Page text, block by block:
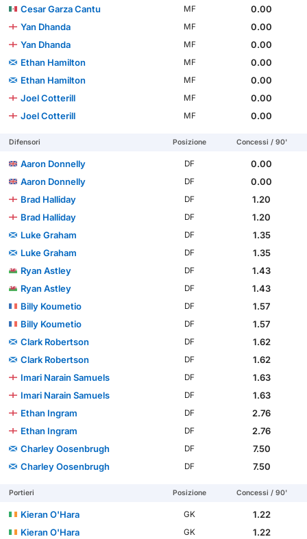
Cesar Garza Cantu
MF
0.00
Yan Dhanda
MF
0.00
Yan Dhanda
MF
0.00
Ethan Hamilton
MF
0.00
Ethan Hamilton
MF
0.00
Joel Cotterill
MF
0.00
Joel Cotterill
MF 0.00
Difensori Posizione Concessi / 90'
Aaron Donnelly DF
0.00
Aaron Donnelly
DF
0.00
Brad Halliday
DF
1.20
Brad Halliday
DF
1.20
Luke Graham
DF
1.35
Luke Graham
DF
1.35
Ryan Astley
DF
1.43
Ryan Astley
DF
1.43
Billy Koumetio
DF
1.57
Billy Koumetio
DF
1.57
Clark Robertson
DF
1.62
Clark Robertson
DF
1.62
Imari Narain Samuels
DF
1.63
Imari Narain Samuels
DF
1.63
Ethan Ingram
DF
2.76
Ethan Ingram
DF
2.76
Charley Oosenbrugh
DF
7.50
Charley Oosenbrugh
DF 7.50
Portieri Posizione Concessi / 90'
Kieran O'Hara GK
1.22
Kieran O'Hara
GK
1.22